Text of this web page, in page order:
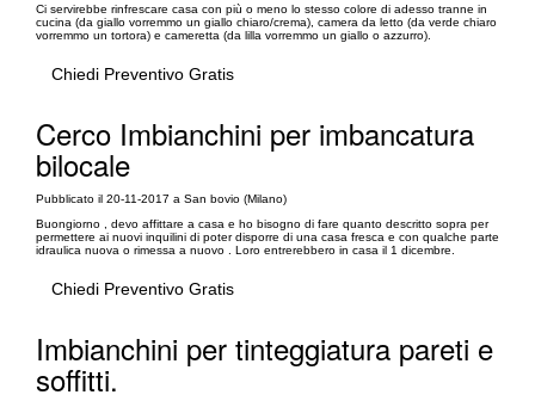
Ci servirebbe rinfrescare casa con più o meno lo stesso colore di adesso tranne in
cucina (da giallo vorremmo un giallo chiaro/crema), camera da letto (da verde chiaro
vorremmo un tortora) e cameretta (da lilla vorremmo un giallo o azzurro).
Chiedi Preventivo Gratis
Cerco Imbianchini per imbancatura
bilocale
Pubblicato il 20-11-2017 a San bovio (Milano)
Buongiorno , devo affittare a casa e ho bisogno di fare quanto descritto sopra per
permettere ai nuovi inquilini di poter disporre di una casa fresca e con qualche parte
idraulica nuova o rimessa a nuovo . Loro entrerebbero in casa il 1 dicembre.
Chiedi Preventivo Gratis
Imbianchini per tinteggiatura pareti e
soffitti.